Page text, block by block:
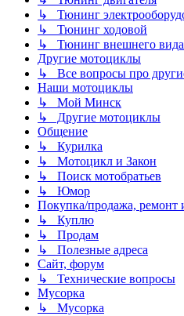
↳ Тюнинг
↳ Тюнинг ходовой
↳ Тюнинг внешнего вида
Другие мотоциклы
↳ Все вопросы про
Наши мотоциклы
↳ Мой Минск
↳ Другие мотоциклы
Общение
↳ Курилка
↳ Мотоцикл и Закон
↳ Поиск мотобратьев
↳ Юмор
Покупка/продажа, ремонт
↳ Куплю
↳ Продам
↳ Полезные адреса
Сайт, форум
↳ Технические вопросы
Мусорка
↳ Мусорка